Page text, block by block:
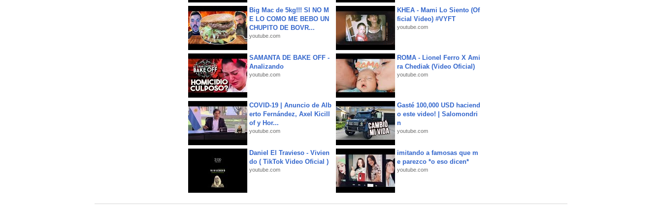
Big Mac de 5kg!!! SI NO M
E LO COMO ME BEBO UN
CHUPITO DE BOVR...
youtube.com
KHEA - Mami Lo Siento (Of
ficial Video) #VYFT
youtube.com
SAMANTA DE BAKE OFF -
Analizando
youtube.com
ROMA - Lionel Ferro X Ami
ra Chediak (Video Oficial)
youtube.com
COVID-19 | Anuncio de Alb
erto Fernández, Axel Kicill
of y Hor...
youtube.com
Gasté 100,000 USD haciend
o este video! | Salomondri
n
youtube.com
Daniel El Travieso - Vivien
do ( TikTok Video Oficial )
youtube.com
imitando a famosas que m
e parezco *o eso dicen*
youtube.com